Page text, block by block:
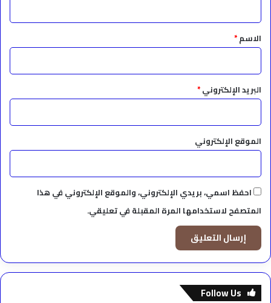
*الاسم*
البريد الإلكتروني*
الموقع الإلكتروني
احفظ اسمي، بريدي الإلكتروني، والموقع الإلكتروني في هذا
المتصفح لاستخدامها المرة المقبلة في تعليقي.
Follow Us